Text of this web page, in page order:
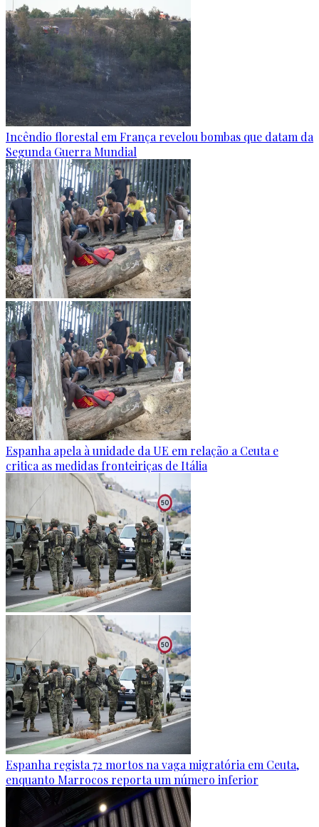
Incêndio florestal em França revelou bombas que datam da
Segunda Guerra Mundial
Espanha apela à unidade da UE em relação a Ceuta e
critica as medidas fronteiriças de Itália
Espanha regista 72 mortos na vaga migratória em Ceuta,
enquanto Marrocos reporta um número inferior